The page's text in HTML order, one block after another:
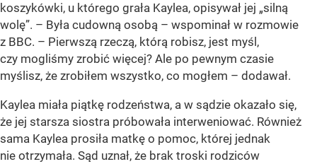
koszykówki, u którego grała Kaylea, opisywał jej „silną
wolę”. – Była cudowną osobą – wspominał w rozmowie
z BBC. – Pierwszą rzeczą, którą robisz, jest myśl,
czy mogliśmy zrobić więcej? Ale po pewnym czasie
myślisz, że zrobiłem wszystko, co mogłem – dodawał.
Kaylea miała piątkę rodzeństwa, a w sądzie okazało się,
że jej starsza siostra próbowała interweniować. Również
sama Kaylea prosiła matkę o pomoc, której jednak
nie otrzymała. Sąd uznał, że brak troski rodziców